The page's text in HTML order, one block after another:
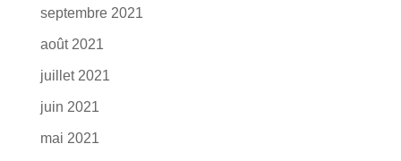
septembre 2021
août 2021
juillet 2021
juin 2021
mai 2021